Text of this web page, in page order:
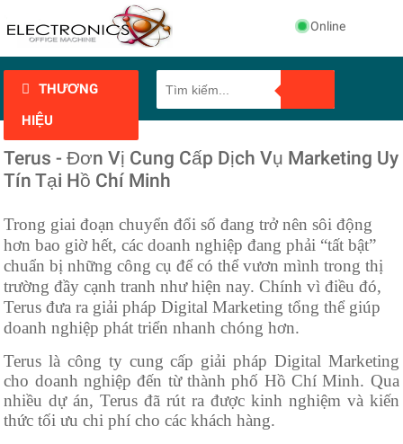
Online
THƯƠNG
HIỆU
Terus - Đơn Vị Cung Cấp Dịch Vụ Marketing Uy
Tín Tại Hồ Chí Minh
Trong giai đoạn chuyển đổi số đang trở nên sôi động
hơn bao giờ hết, các doanh nghiệp đang phải “tất bật”
chuẩn bị những công cụ để có thể vươn mình trong thị
trường đầy cạnh tranh như hiện nay. Chính vì điều đó,
Terus đưa ra giải pháp Digital Marketing tổng thể giúp
doanh nghiệp phát triển nhanh chóng hơn.
Terus là công ty cung cấp giải pháp Digital Marketing
cho doanh nghiệp đến từ thành phố Hồ Chí Minh. Qua
nhiều dự án, Terus đã rút ra được kinh nghiệm và kiến
thức tối ưu chi phí cho các khách hàng.